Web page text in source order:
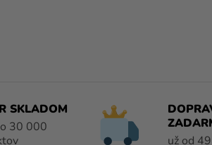
SKLADOM
30 000
už od